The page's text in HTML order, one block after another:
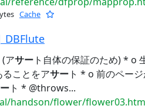
Cache
DBFlute
(アサー ト自体の保証のため) * o
ことをアサー ト * o 前のペー
ト * @throws...
handson/flower/